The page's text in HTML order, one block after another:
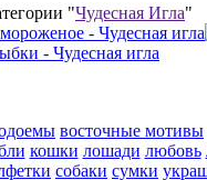
"Чудесная Игла"
восточные мотивы
кошки лошади любовь
собаки сумки